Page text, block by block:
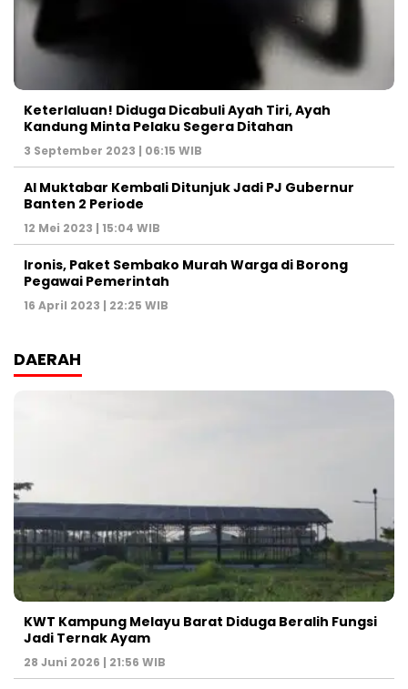
Keterlaluan! Diduga Dicabuli Ayah Tiri, Ayah
Kandung Minta Pelaku Segera Ditahan
3 September 2023 | 06:15 WIB
Al Muktabar Kembali Ditunjuk Jadi PJ Gubernur
Banten 2 Periode
12 Mei 2023 | 15:04 WIB
Ironis, Paket Sembako Murah Warga di Borong
Pegawai Pemerintah
16 April 2023 | 22:25 WIB
DAERAH
KWT Kampung Melayu Barat Diduga Beralih Fungsi
Jadi Ternak Ayam
28 Juni 2026 | 21:56 WIB